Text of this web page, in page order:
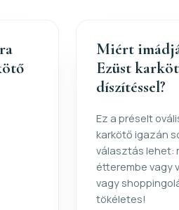
Miért
Ezüst
díszítéssel?
Ez a préselt
karkötő igazán
választás lehet:
étterembe vagy
vagy
tökéletes!